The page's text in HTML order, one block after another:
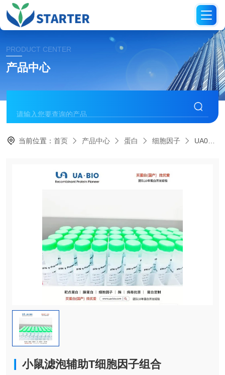
PRODUCT CENTER
产品中心
当前位置：首页 产品中心 蛋白 细胞因子 UA090024小鼠滤泡辅助T细胞因子组合
小鼠滤泡辅助T细胞因子组合